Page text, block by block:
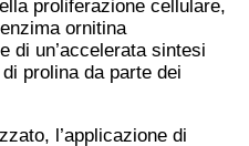
proliferazione cellulare,
ornitina
di un’accelerata sintesi
prolina da parte dei
l’applicazione di